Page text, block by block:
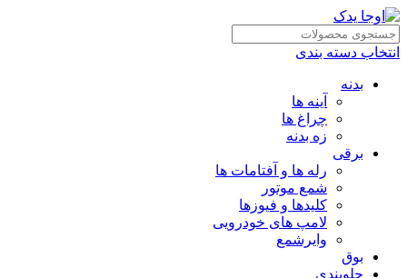
انتخاب دسته بندی
بدنه
آینه ها
چراغ ها
زه بدنه
برقی
رله ها و آفتامات ها
شمع موتور
کلیدها و فیوزها
لامپ های خودرویی
وایرشمع
بوق
جلوبندی